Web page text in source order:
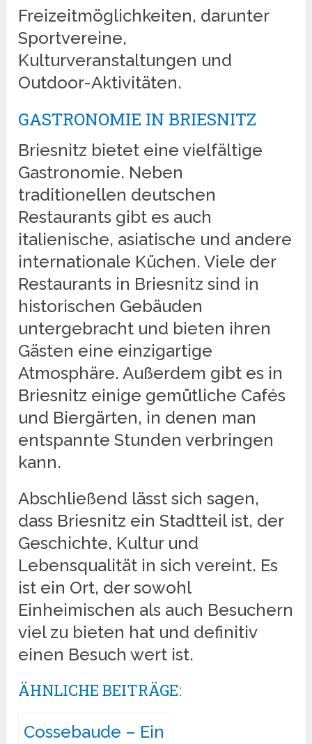
Freizeitmöglichkeiten, darunter
Sportvereine,
Kulturveranstaltungen und
Outdoor-Aktivitäten.
GASTRONOMIE IN BRIESNITZ
Briesnitz bietet eine vielfältige
Gastronomie. Neben
traditionellen deutschen
Restaurants gibt es auch
italienische, asiatische und andere
internationale Küchen. Viele der
Restaurants in Briesnitz sind in
historischen Gebäuden
untergebracht und bieten ihren
Gästen eine einzigartige
Atmosphäre. Außerdem gibt es in
Briesnitz einige gemütliche Cafés
und Biergärten, in denen man
entspannte Stunden verbringen
kann.
Abschließend lässt sich sagen,
dass Briesnitz ein Stadtteil ist, der
Geschichte, Kultur und
Lebensqualität in sich vereint. Es
ist ein Ort, der sowohl
Einheimischen als auch Besuchern
viel zu bieten hat und definitiv
einen Besuch wert ist.
ÄHNLICHE BEITRÄGE:
Cossebaude – Ein